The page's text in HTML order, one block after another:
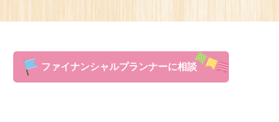
ファイナンシャルプランナーに相談